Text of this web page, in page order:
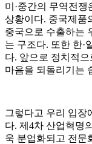
미·중간의 무역전
상황이다. 중국제품
중국으로 수출하는
는 구조다. 또한 한·
다. 앞으로 정치적
마음을 되돌리기는
그렇다고 우리 입장
다. 제4차 산업혁명
욱 분업화되고 전문